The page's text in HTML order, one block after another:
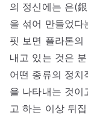
의 정신에는 은(
을 섞어 만들었다
핏 보면 플라톤의
내고 있는 것은
어떤 종류의 정치
을 나타내는 것
고 하는 이상 뒤